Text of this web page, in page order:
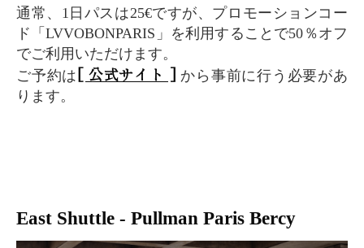
通常、1日パスは25€ですが、プロモーションコー
ド「LVVOBONPARIS」を利用することで50％オフ
でご利用いただけます。
ご予約は[ 公式サイト ] から事前に行う必要があ
ります。
East Shuttle - Pullman Paris Bercy